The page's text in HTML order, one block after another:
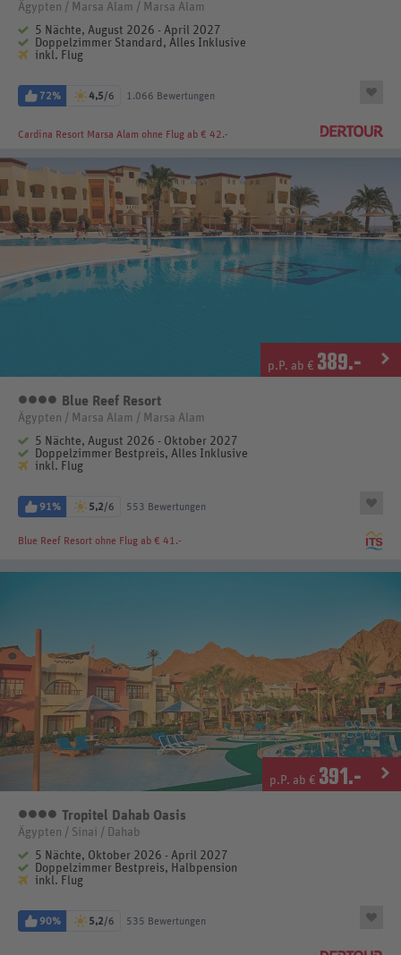
Ägypten / Marsa Alam / Marsa Alam
5 Nächte, August 2026 - April 2027
Doppelzimmer Standard, Alles Inklusive
inkl. Flug
72% 4,5/6 1.066 Bewertungen
Cardina Resort Marsa Alam ohne Flug ab € 42.-
p.P. ab € 389.-
4 Sterne
Blue Reef Resort
Ägypten / Marsa Alam / Marsa Alam
5 Nächte, August 2026 - Oktober 2027
Doppelzimmer Bestpreis, Alles Inklusive
inkl. Flug
91% 5,2/6 553 Bewertungen
Blue Reef Resort ohne Flug ab € 41.-
p.P. ab € 391.-
4 Sterne
Tropitel Dahab Oasis
Ägypten / Sinai / Dahab
5 Nächte, Oktober 2026 - April 2027
Doppelzimmer Bestpreis, Halbpension
inkl. Flug
90% 5,2/6 535 Bewertungen